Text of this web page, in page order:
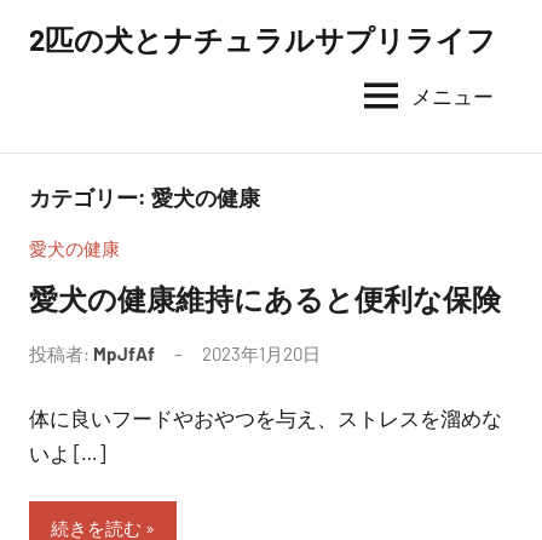
ツ
2匹の犬とナチュラルサプリライフ
メニュー
カテゴリー: 愛犬の健康
愛犬の健康
愛犬の健康維持にあると便利な保険
投稿者: MpJfAf 2023年1月20日
体に良いフードやおやつを与え、ストレスを溜めな
いよ […]
続きを読む